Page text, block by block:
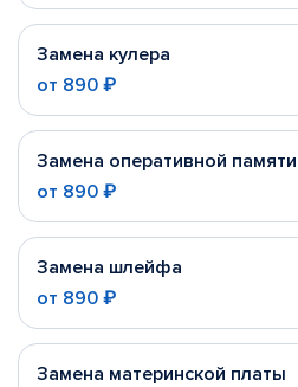
Замена кулера
от 890 ₽
Замена оперативной памяти
от 890 ₽
Замена шлейфа
от 890 ₽
Замена материнской платы